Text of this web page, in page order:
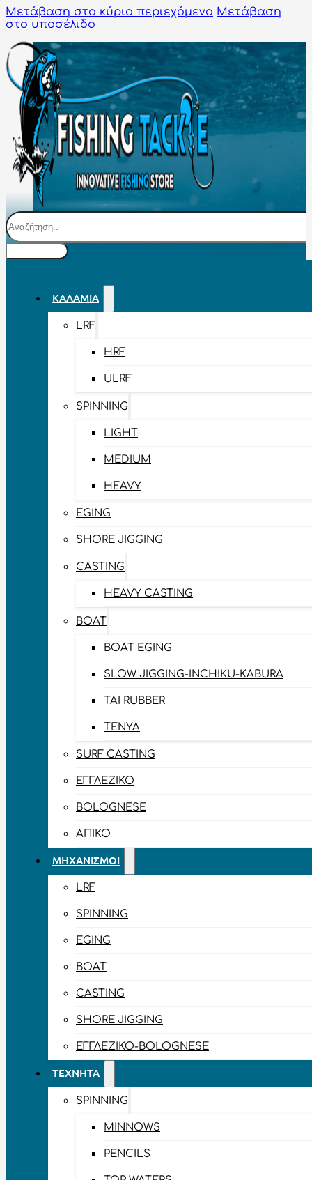
Μετάβαση στο κύριο περιεχόμενο Μετάβαση
στο υποσέλιδο
Αναζήτηση
ΚΑΛΆΜΙΑ
LRF
HRF
ULRF
SPINNING
LIGHT
MEDIUM
HEAVY
EGING
SHORE JIGGING
CASTING
HEAVY CASTING
BOAT
BOAT EGING
SLOW JIGGING-INCHIKU-KABURA
TAI RUBBER
TENYA
SURF CASTING
ΕΓΓΛΈΖΙΚΟ
BOLOGNESE
ΑΠΊΚΟ
ΜΗΧΑΝΙΣΜΟΊ
LRF
SPINNING
EGING
BOAT
CASTING
SHORE JIGGING
ΕΓΓΛΈΖΙΚΟ-BOLOGNESE
ΤΕΧΝΗΤΆ
SPINNING
MINNOWS
PENCILS